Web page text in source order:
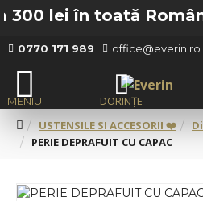
lei în toată
0770 171 989 office@everin.ro
USTENSILE SI ACCESORII ❤️
PERIE DEPRAFUIT CU CAPAC